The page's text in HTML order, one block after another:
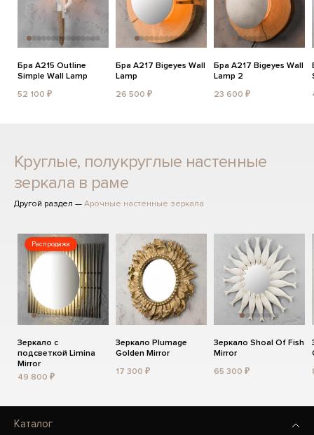
Бра A215 Outline
Simple Wall Lamp
52 100 ₽
Бра A217 Bigeyes Wall
Lamp
26 500 ₽
Бра A217 Bigeyes Wall
Lamp 2
23 600 ₽
Круглые, полукруглые настенные
зеркала в раме
Другой раздел — Арочные настенные зеркала
Распродажа
Зеркало с
подсветкой Limina
Mirror
49 800 ₽
Зеркало Plumage
Golden Mirror
17 300 ₽
Зеркало Shoal Of Fish
Mirror
65 300 ₽
Каталог